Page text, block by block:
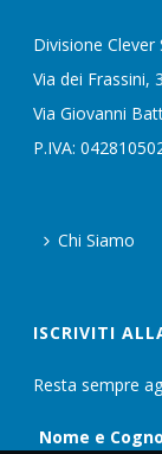
Divisione Clever
Via dei Frassini,
Via Giovanni
P.IVA:
Chi Siamo
ISCRIVITI
Resta sempre
Nome e